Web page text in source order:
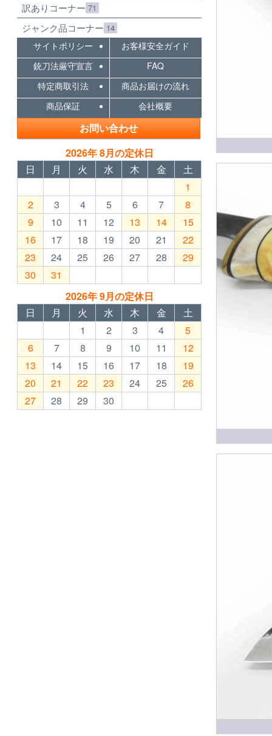
訳ありコーナー 71
ジャンク品コーナー 14
サイトポリシー
お客様安全ガイド
銃刀法厳守宣言
FAQ
特定商取引法
商品お届けの流れ
商品保証
会社概要
お問い合わせ
2026年 8月の定休日
日
月 火 水 木 金
土
1
2
3 4 5 6 7
8
9
10 11 12 13 14
15
16
17 18 19 20 21
22
23
24 25 26 27 28
29
30
31
2026年 9月の定休日
日
月 火 水 木 金
土
1
2 3 4
5
6
7 8 9 10 11
12
13
14 15 16 17 18
19
20
21 22 23 24 25
26
27
28 29 30